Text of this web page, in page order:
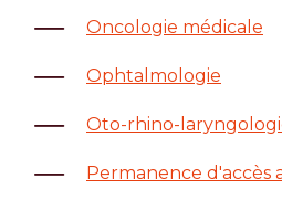
Oncologie médicale
Ophtalmologie
Oto-rhino-
Permanence d'accès